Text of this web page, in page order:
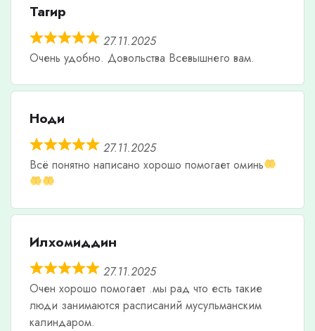
Тагир
27.11.2025
Очень удобно. Довольства Всевышнего вам.
Ноди
27.11.2025
Всë понятно написано хорошо помогает оминь
Илхомиддин
27.11.2025
Очен хорошо помогает .мы рад что есть такие
люди занимаются расписаний мусульманским
калиндаром.